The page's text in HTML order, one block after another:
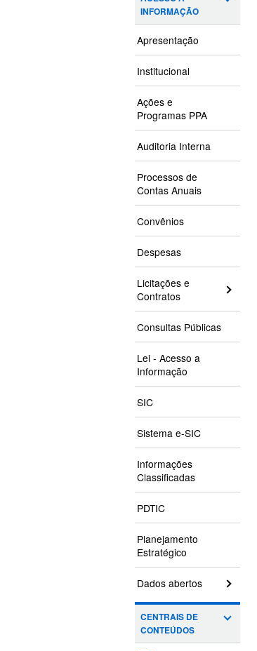
INFORMAÇÃO
Apresentação
Institucional
Ações e
Programas PPA
Auditoria Interna
Processos de
Contas Anuais
Convênios
Despesas
Licitações e
Contratos
Consultas Públicas
Lei - Acesso a
Informação
SIC
Sistema e-SIC
Informações
Classificadas
PDTIC
Planejamento
Estratégico
Dados abertos
CENTRAIS DE
CONTEÚDOS